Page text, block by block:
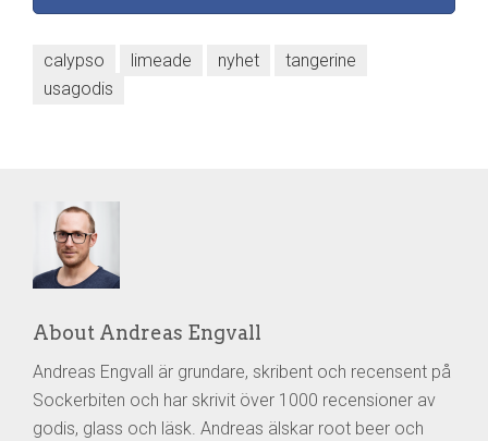
calypso limeade nyhet
tangerine
usagodis
About Andreas Engvall
Andreas Engvall är grundare, skribent och recensent på
Sockerbiten och har skrivit över 1000 recensioner av
godis, glass och läsk. Andreas älskar root beer och